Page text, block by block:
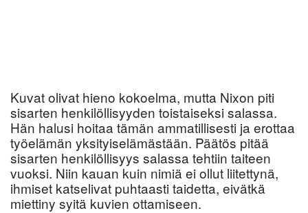
Kuvat olivat hieno kokoelma, mutta Nixon piti
sisarten henkilöllisyyden toistaiseksi salassa.
Hän halusi hoitaa tämän ammatillisesti ja erottaa
työelämän yksityiselämästään. Päätös pitää
sisarten henkilöllisyys salassa tehtiin taiteen
vuoksi. Niin kauan kuin nimiä ei ollut liitettynä,
ihmiset katselivat puhtaasti taidetta, eivätkä
miettiny syitä kuvien ottamiseen.